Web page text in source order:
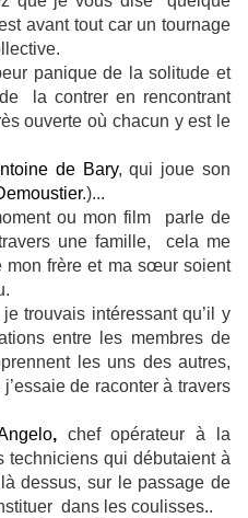
avant tout car un tournage
panique de la solitude et
la contrer en rencontrant
ouverte où chacun y est le
de Bary, qui joue son
.)...
ou mon film parle de
une famille, cela me
mon frère et ma sœur soient
trouvais intéressant qu’il y
entre les membres de
les uns des autres,
de raconter à travers
,chef opérateur à la
qui débutaient à
dessus, sur le passage de
dans les coulisses..